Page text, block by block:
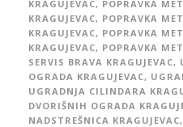
KRAGUJEVAC, POPRAVKA
KRAGUJEVAC, POPRAVKA
KRAGUJEVAC, POPRAVKA
KRAGUJEVAC, POPRAVKA
SERVIS BRAVA KRAGUJEVAC,
OGRADA KRAGUJEVAC,
UGRADNJA CILINDARA
DVORIŠNIH OGRADA
NADSTREŠNICA KRAGUJEVAC,